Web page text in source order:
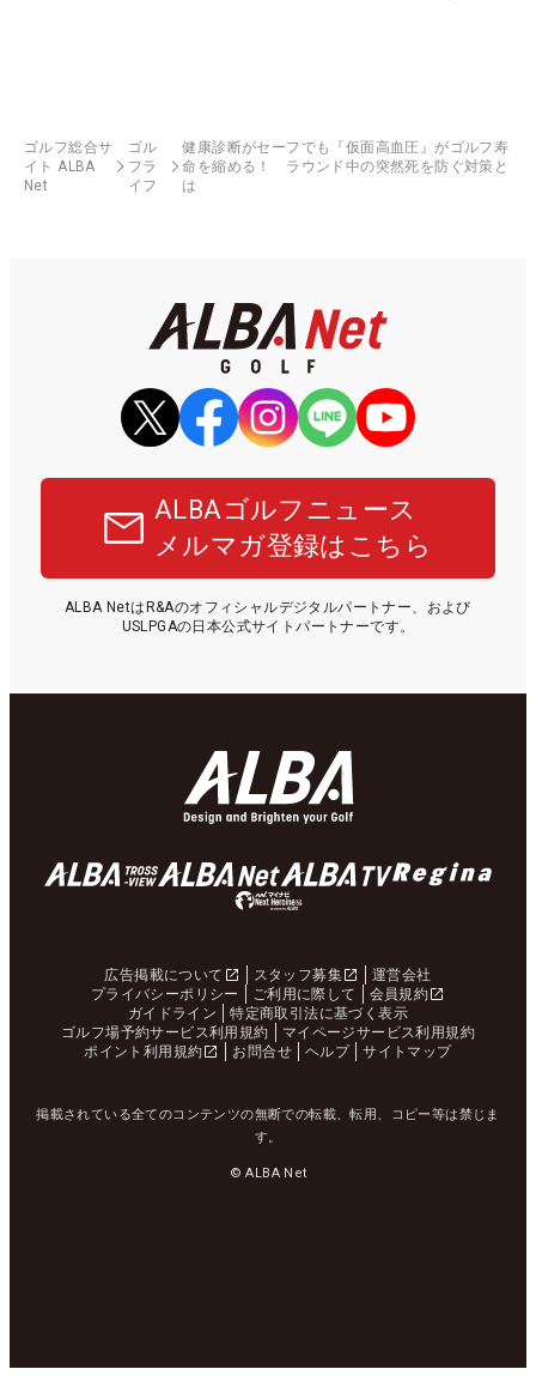
ゴルフ総合サ
イト ALBA
Net
ゴル
フラ
イフ
健康診断がセーフでも『仮面高血圧』がゴルフ寿
命を縮める！ ラウンド中の突然死を防ぐ対策と
は
ALBAゴルフニュース
メルマガ登録はこちら
ALBA NetはR&Aのオフィシャルデジタルパートナー、および
USLPGAの日本公式サイトパートナーです。
広告掲載について スタッフ募集
運営会社
プライバシーポリシー
ご利用に際して
会員規約
ガイドライン
特定商取引法に基づく表示
ゴルフ場予約サービス利用規約
マイページサービス利用規約
ポイント利用規約
お問合せ ヘルプ サイトマップ
掲載されている全てのコンテンツの無断での転載、転用、コピー等は禁じま
す。
© ALBA Net